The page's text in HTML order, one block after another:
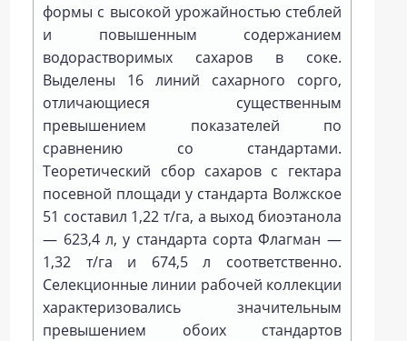
формы с высокой урожайностью стеблей
и повышенным содержанием
водорастворимых сахаров в соке.
Выделены 16 линий сахарного сорго,
отличающиеся существенным
превышением показателей по
сравнению со стандартами.
Теоретический сбор сахаров с гектара
посевной площади у стандарта Волжское
51 составил 1,22 т/га, а выход биоэтанола
— 623,4 л, у стандарта сорта Флагман —
1,32 т/га и 674,5 л соответственно.
Селекционные линии рабочей коллекции
характеризовались значительным
превышением обоих стандартов